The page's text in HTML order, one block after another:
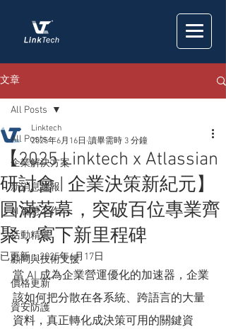
文章
All Posts
企業解決方案
新消息速報
AI 智慧工作
活動精選
顧問與技術支援
價格更新
資安防護
All Posts
【2025 Linktech x Atlassian
研討會 | 企業決策新紀元】
圓滿落幕，突破百位專業齊
聚，寫下新里程碑
Linktech
2025年6月16日 讀畢需時 3 分鐘
已更新：2025年6月17日
當 AI 成為企業營運優化的加速器，企業
該如何把分散在各系統、跨語言的大量
資料，真正轉化成決策可用的關鍵資